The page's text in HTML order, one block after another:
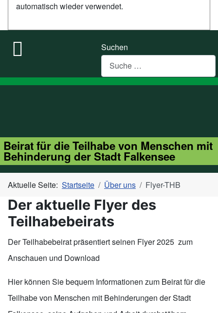
automatisch wieder verwendet.
Suchen
Beirat für die Teilhabe von Menschen mit
Behinderung der Stadt Falkensee
Aktuelle Seite: Startseite Über uns Flyer-THB
Der aktuelle Flyer des
Teilhabebeirats
Der Teilhabebeirat präsentiert seinen Flyer 2025 zum
Anschauen und Download
Hier können Sie bequem Informationen zum Beirat für die
Teilhabe von Menschen mit Behinderungen der Stadt